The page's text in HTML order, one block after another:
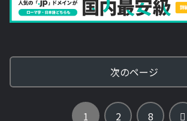
次のページ
1 2 8
次